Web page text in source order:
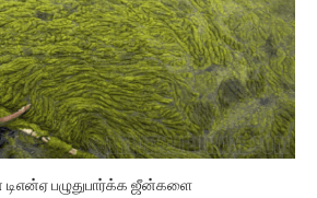
டிஎன்ஏ பழுதுபார்க்க ஜீன்களை